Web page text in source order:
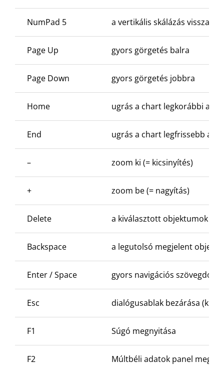
NumPad 5 a vertikális skálázás
Page Up gyors görgetés balra
Page Down gyors görgetés jobbra
Home ugrás a chart legkorábbi
End ugrás a chart legfrissebb
– zoom ki (= kicsinyítés)
+ zoom be (= nagyítás)
Delete a kiválasztott objektumok
Backspace a legutolsó megjelent
Enter / Space gyors navigációs
Esc dialógusablak bezárása
F1 Súgó megnyitása
F2 Múltbéli adatok panel